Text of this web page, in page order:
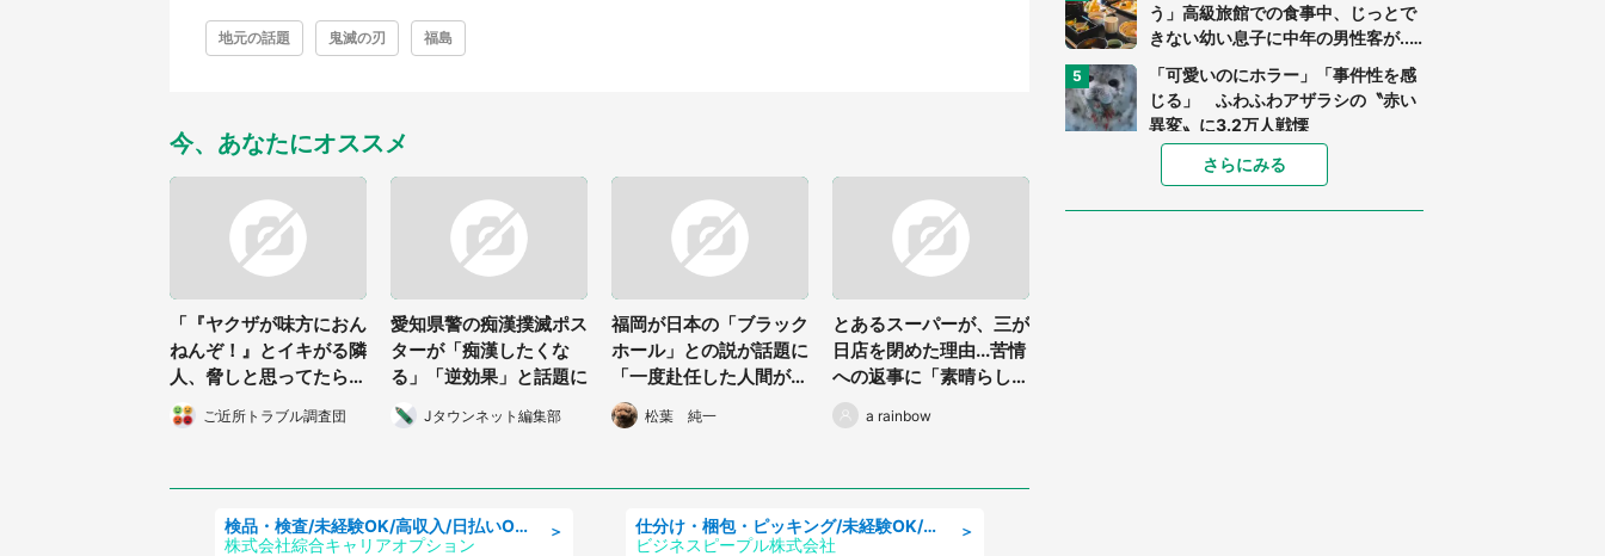
地元の話題 鬼滅の刃 福島
今、あなたにオススメ
「『ヤクザが味方におん
ねんぞ！』とイキがる隣
人、脅しと思ってたら本
物が来た...」（岡山県・
30代男性）
ご近所トラブル調査団
愛知県警の痴漢撲滅ポス
ターが「痴漢したくな
る」「逆効果」と話題に
Jタウンネット編集部
福岡が日本の「ブラック
ホール」との説が話題に
「一度赴任した人間が本
社に帰りたがらない...」
松葉 純一
とあるスーパーが、三が
日店を閉めた理由...苦情
への返事に「素晴らし
い」と賛同相次ぐ
a rainbow
＞
検品・検査/未経験OK/高収入/日払いOK/交替制/20・30・40代活躍中
株式会社綜合キャリアオプション
＞
仕分け・梱包・ピッキング/未経験OK/週払いOK/日勤/20・30・40代活躍中/製造 工場
ビジネスピープル株式会社
う」高級旅館での食事中、じっとで
きない幼い息子に中年の男性客が...
（東京都・40代男性）
「可愛いのにホラー」「事件性を感
じる」 ふわふわアザラシの〝赤い
異変〟に3.2万人戦慄
「孫にあげると思って、あなたにこ
れをあげる」 真夏の山道で見知ら
ぬお婆さんに握らされたもの（山口
さらにみる